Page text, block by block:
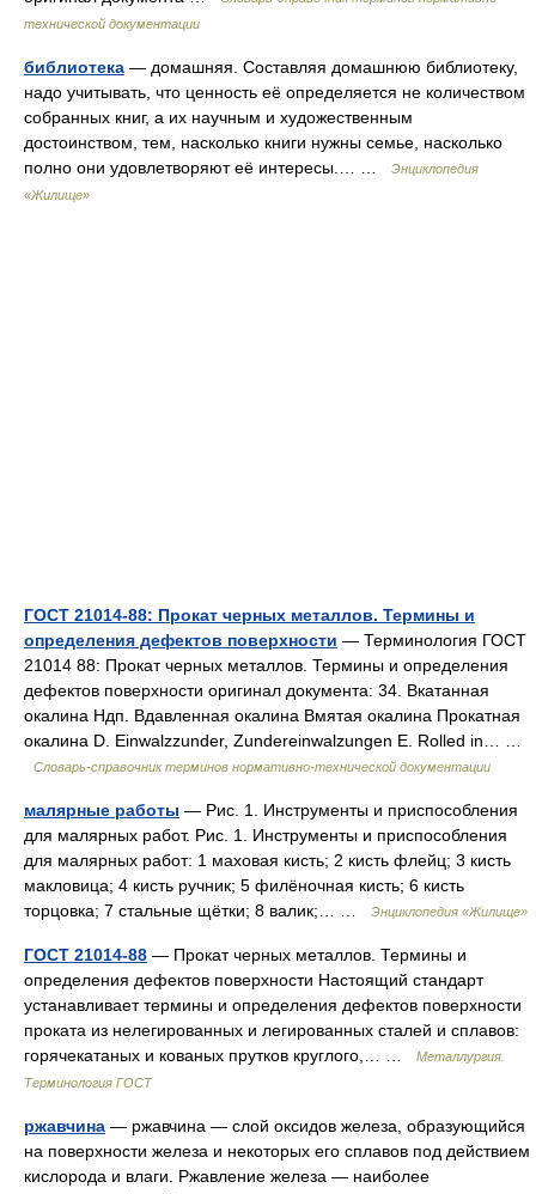
технической документации
библиотека — домашняя. Составляя домашнюю библиотеку,
надо учитывать, что ценность её определяется не количеством
собранных книг, а их научным и художественным
достоинством, тем, насколько книги нужны семье, насколько
полно они удовлетворяют её интересы.… …
Энциклопедия
«Жилище»
ГОСТ 21014-88: Прокат черных металлов. Термины и
определения дефектов поверхности — Терминология ГОСТ
21014 88: Прокат черных металлов. Термины и определения
дефектов поверхности оригинал документа: 34. Вкатанная
окалина Ндп. Вдавленная окалина Вмятая окалина Прокатная
окалина D. Einwalzzunder, Zundereinwalzungen Е. Rolled in… …
Словарь-справочник терминов нормативно-технической документации
малярные работы — Рис. 1. Инструменты и приспособления
для малярных работ. Рис. 1. Инструменты и приспособления
для малярных работ: 1 маховая кисть; 2 кисть флейц; 3 кисть
макловица; 4 кисть ручник; 5 филёночная кисть; 6 кисть
торцовка; 7 стальные щётки; 8 валик;… …
Энциклопедия «Жилище»
ГОСТ 21014-88 — Прокат черных металлов. Термины и
определения дефектов поверхности Настоящий стандарт
устанавливает термины и определения дефектов поверхности
проката из нелегированных и легированных сталей и сплавов:
горячекатаных и кованых прутков круглого,… …
Металлургия.
Терминология ГОСТ
ржавчина — ржавчина — слой оксидов железа, образующийся
на поверхности железа и некоторых его сплавов под действием
кислорода и влаги. Ржавление железа — наиболее